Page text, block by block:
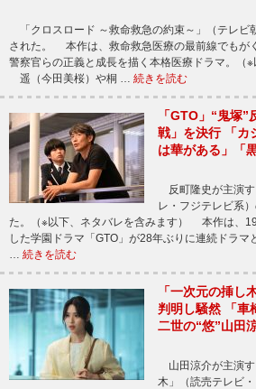
「クロスロード ～救命救急の約束～」（テレビ
された。 本作は、救命救急医療の最前線でもが
警察官らの正義と成長を描く本格医療ドラマ。（※
遥（今田美桜）や桐 … 続きを読む
「GTO」“鬼塚
戦」を決行 「カ
は華がある」「
反町隆史が主演す
レ・フジテレビ系
た。（※以下、ネタバレを含みます） 本作は、
した学園ドラマ「GTO」が28年ぶりに連続ドラマ
… 続きを読む
「一次元の挿し
判明し騒然 「車
二世の“悠”山田
山田涼介が主演す
木」（読売テレビ